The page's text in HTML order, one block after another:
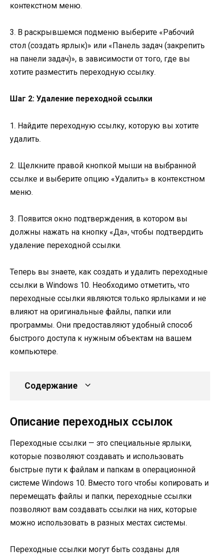
контекстном меню.
3. В раскрывшемся подменю выберите «Рабочий
стол (создать ярлык)» или «Панель задач (закрепить
на панели задач)», в зависимости от того, где вы
хотите разместить переходную ссылку.
Шаг 2: Удаление переходной ссылки
1. Найдите переходную ссылку, которую вы хотите
удалить.
2. Щелкните правой кнопкой мыши на выбранной
ссылке и выберите опцию «Удалить» в контекстном
меню.
3. Появится окно подтверждения, в котором вы
должны нажать на кнопку «Да», чтобы подтвердить
удаление переходной ссылки.
Теперь вы знаете, как создать и удалить переходные
ссылки в Windows 10. Необходимо отметить, что
переходные ссылки являются только ярлыками и не
влияют на оригинальные файлы, папки или
программы. Они предоставляют удобный способ
быстрого доступа к нужным объектам на вашем
компьютере.
Содержание
Описание переходных ссылок
Переходные ссылки — это специальные ярлыки,
которые позволяют создавать и использовать
быстрые пути к файлам и папкам в операционной
системе Windows 10. Вместо того чтобы копировать и
перемещать файлы и папки, переходные ссылки
позволяют вам создавать ссылки на них, которые
можно использовать в разных местах системы.
Переходные ссылки могут быть созданы для